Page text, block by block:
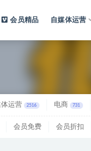
会员精品 自媒体运营
体运营 2516 电商 731
会员免费 会员折扣